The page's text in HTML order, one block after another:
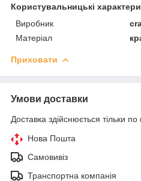
Користувальницькі
Виробник
Матеріал
Приховати
Умови доставки
Доставка здійснюється тільки по
Нова Пошта
Самовивіз
Транспортна компанія